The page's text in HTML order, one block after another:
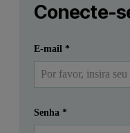
Enviar
Conecte-
E-mail *
Senha *